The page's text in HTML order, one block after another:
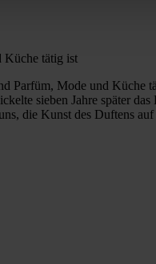
Küche tätig ist
Parfüm, Mode und
sieben Jahre später
die Kunst des Duftens